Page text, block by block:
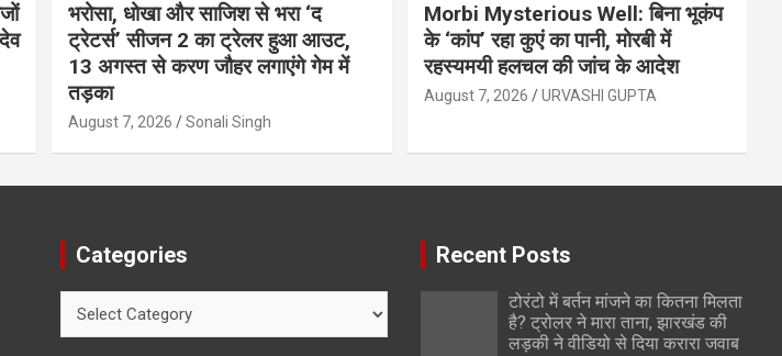
भरोसा, धोखा और साजिश से भरा ‘द
ट्रेटर्स’ सीजन 2 का ट्रेलर हुआ आउट,
13 अगस्त से करण जौहर लगाएंगे गेम में
तड़का
August 7, 2026 Sonali Singh
Morbi Mysterious Well: बिना भूकंप
के ‘कांप’ रहा कुएं का पानी, मोरबी में
रहस्यमयी हलचल की जांच के आदेश
August 7, 2026 URVASHI GUPTA
Categories Recent Posts
टोरंटो में बर्तन मांजने का कितना मिलता
है? ट्रोलर ने मारा ताना, झारखंड की
लड़की ने वीडियो से दिया करारा जवाब